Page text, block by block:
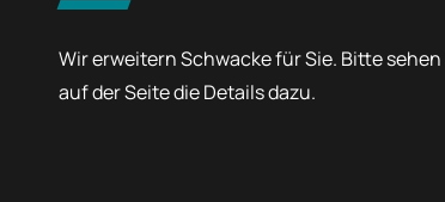
Wir erweitern Schwacke für Sie. Bitte
auf der Seite die Details dazu.